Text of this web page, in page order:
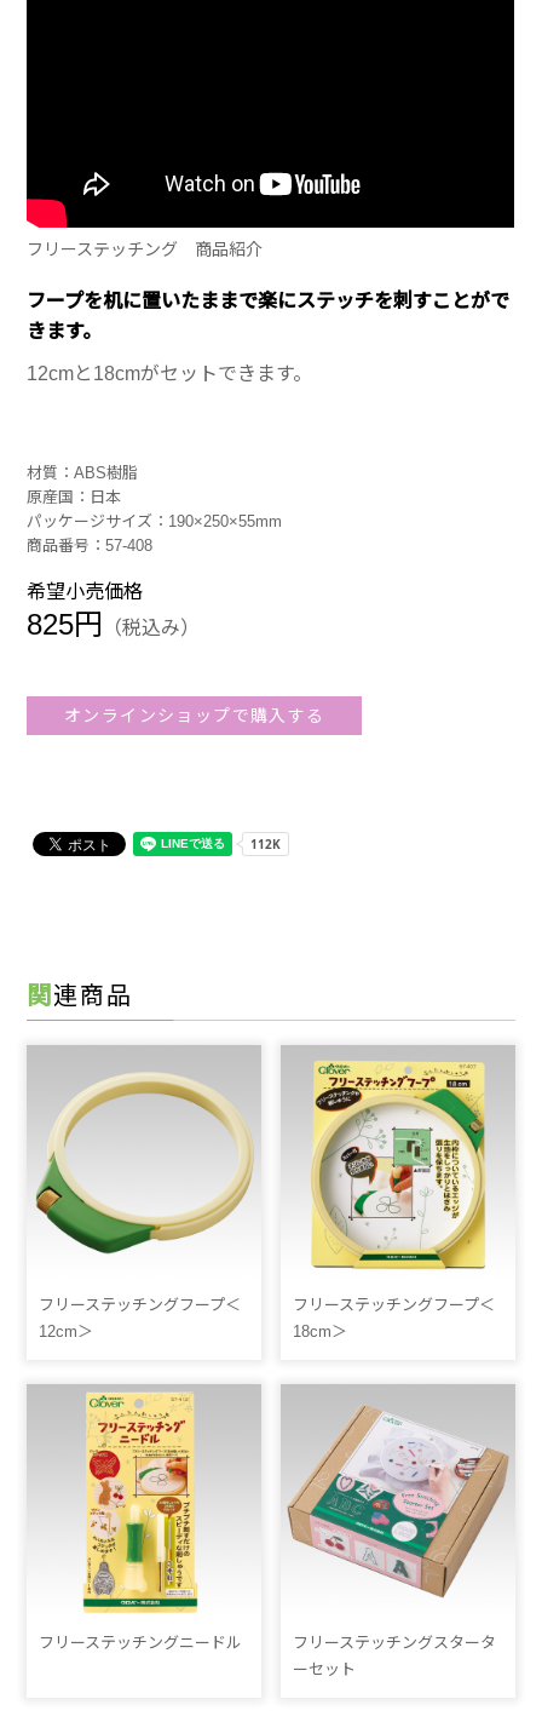
フリーステッチング 商品紹介
フープを机に置いたままで楽にステッチを刺すことがで
きます。
12cmと18cmがセットできます。
材質：ABS樹脂
原産国：日本
パッケージサイズ：190×250×55mm
商品番号：57-408
希望小売価格
825円 （税込み）
オンラインショップで購入する
関連商品
フリーステッチングフープ＜
12cm＞
フリーステッチングフープ＜
18cm＞
フリーステッチングニードル
フリーステッチングスタータ
ーセット